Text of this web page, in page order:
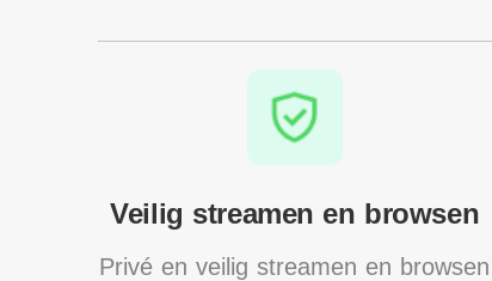
Veilig streamen en browsen
Privé en veilig streamen en browsen